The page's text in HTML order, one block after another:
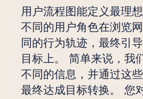
用户流程图能定义最理
不同的用户角色在浏览
同的行为轨迹，最终引
目标上。 简单来说，我
不同的信息，并通过这
最终达成目标转换。 您